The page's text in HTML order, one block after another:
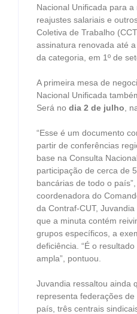
Nacional Unificada para a
reajustes salariais e
Coletiva de Trabalho
assinatura renovada até
da categoria, em 1º de
A primeira mesa de
Nacional Unificada
Será no dia 2 de julho ,
“Esse é um documento
partir de conferências
base na Consulta
participação de cerca de
bancárias de todo o
coordenadora do
da Contraf-CUT,
que a minuta contém
grupos específicos, a
deficiência. “É o
ampla”, pontuou.
Juvandia ressaltou ainda
representa federações
país, três centrais